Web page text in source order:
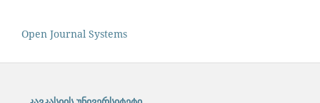
Open Journal Systems